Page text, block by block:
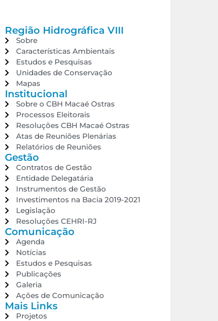
Região Hidrográfica VIII
Sobre
Características Ambientais
Estudos e Pesquisas
Unidades de Conservação
Mapas
Institucional
Sobre o CBH Macaé Ostras
Processos Eleitorais
Resoluções CBH Macaé Ostras
Atas de Reuniões Plenárias
Relatórios de Reuniões
Gestão
Contratos de Gestão
Entidade Delegatária
Instrumentos de Gestão
Investimentos na Bacia 2019-2021
Legislação
Resoluções CEHRI-RJ
Comunicação
Agenda
Notícias
Estudos e Pesquisas
Publicações
Galeria
Ações de Comunicação
Mais Links
Projetos